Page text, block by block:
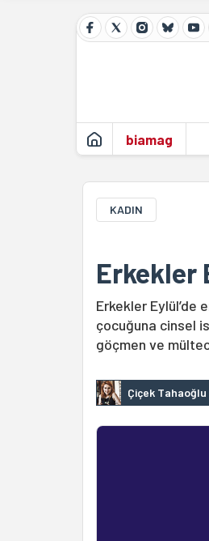
biamag
KADIN
Erkekler
Erkekler Eylül’de
çocuğuna cinsel
göçmen ve
Çiçek Tahaoğlu